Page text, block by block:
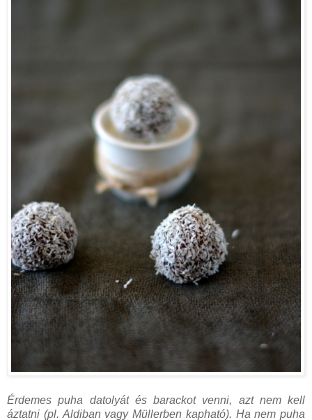
Érdemes puha datolyát és barackot venni, azt nem kell
áztatni (pl. Aldiban vagy Müllerben kapható). Ha nem puha